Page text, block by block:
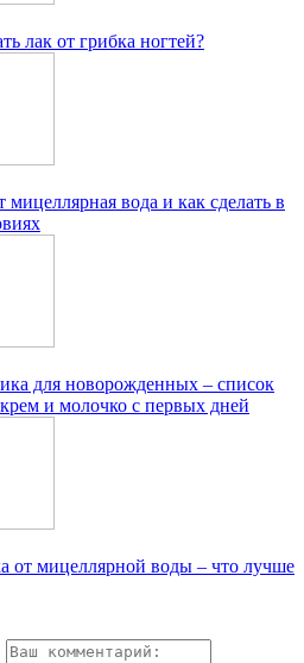
лак от грибка ногтей?
мицеллярная вода и как сделать в
для новорожденных – список
и молочко с первых дней
от мицеллярной воды – что лучше